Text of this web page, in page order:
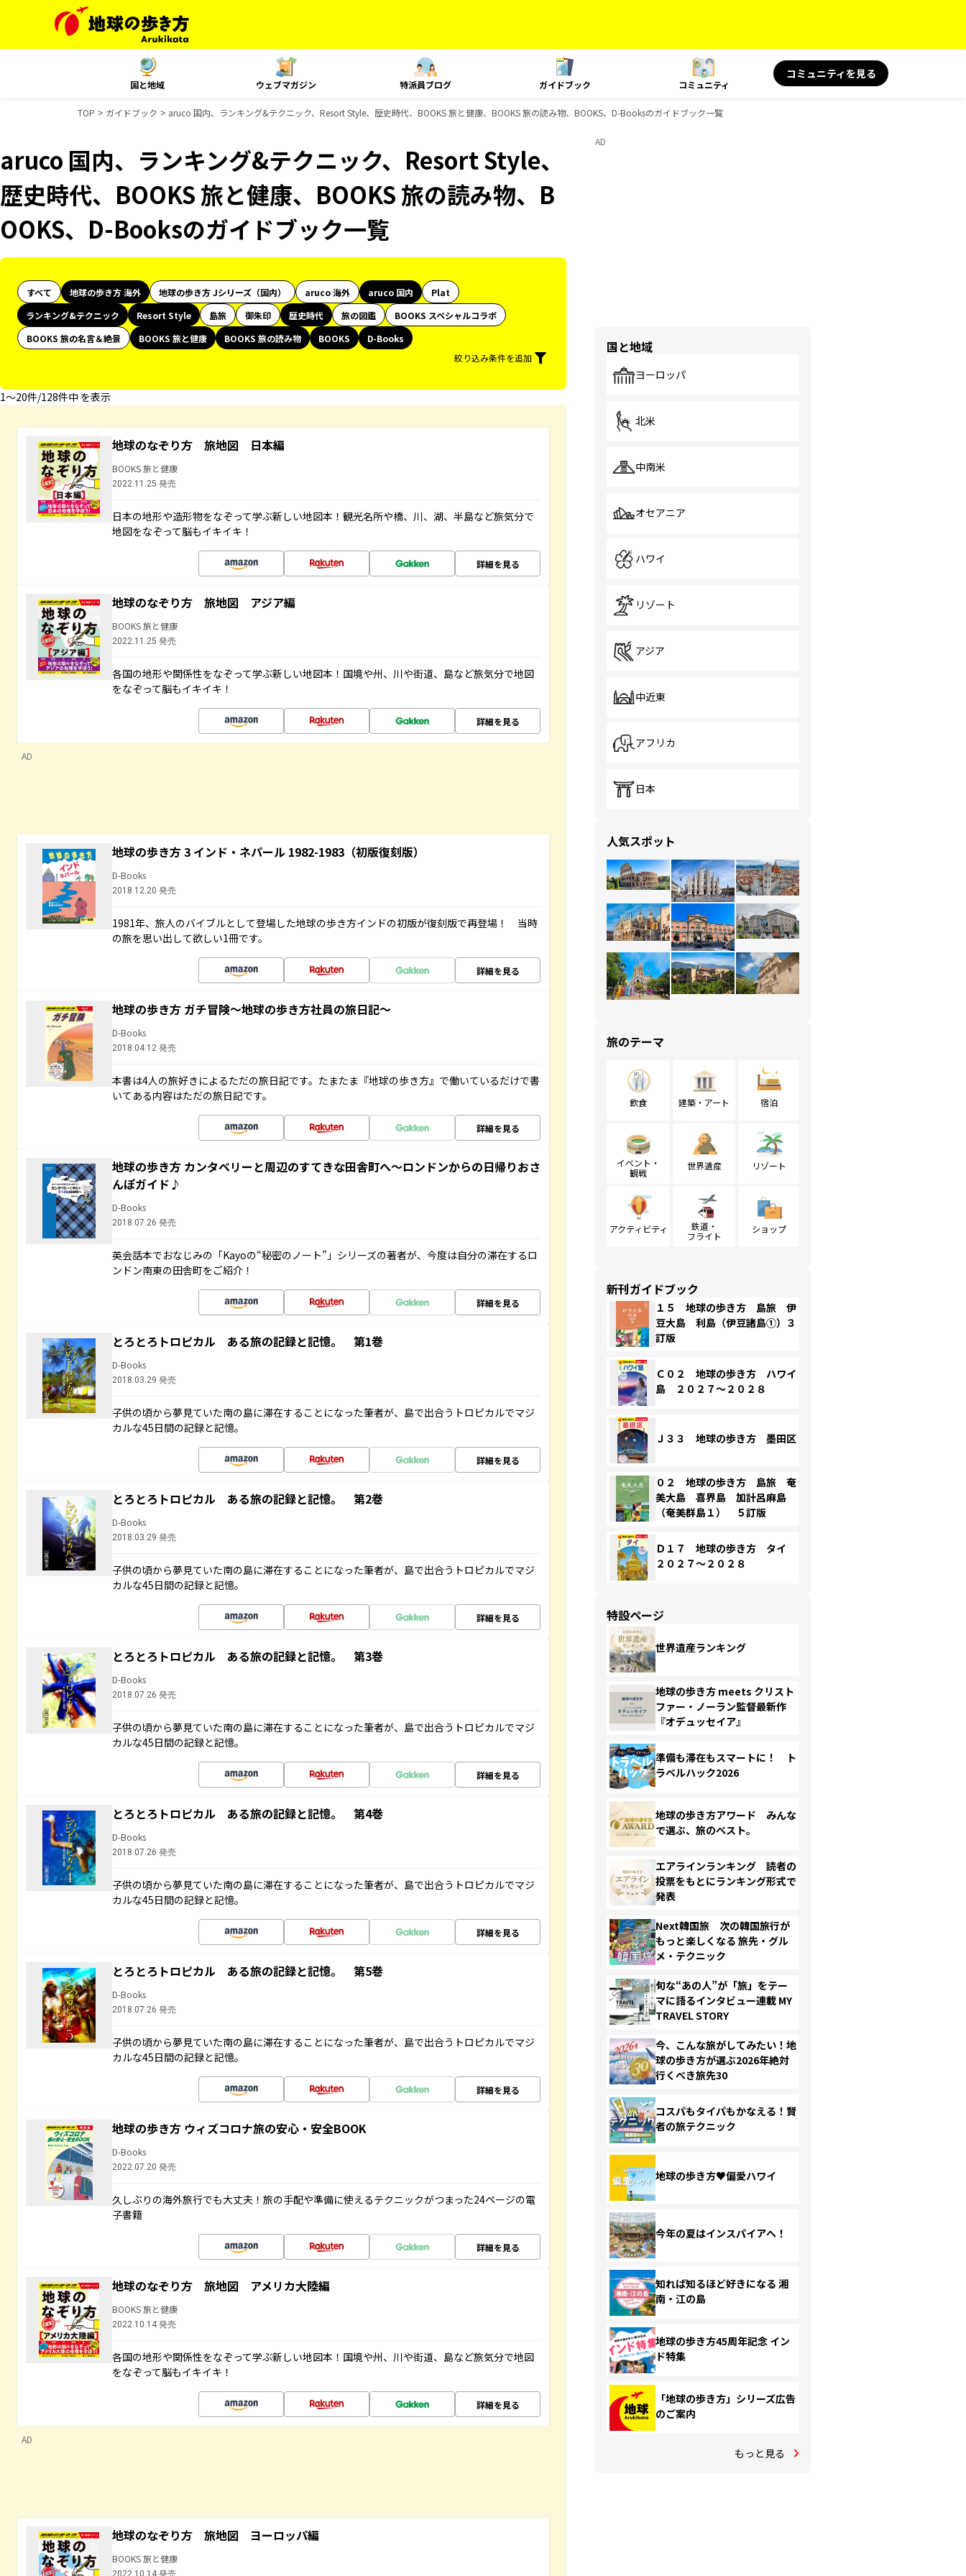
国と地域 ウェブマガジン 特派員ブログ ガイドブック コミュニティ
コミュニティを見る
TOP ガイドブック aruco 国内、ランキング&テクニック、Resort Style、歴史時代、BOOKS 旅と健康、BOOKS 旅の読み物、BOOKS、D-Booksのガイドブック一覧
aruco 国内、ランキング&テクニック、Resort Style、
歴史時代、BOOKS 旅と健康、BOOKS 旅の読み物、B
OOKS、D-Booksのガイドブック一覧
すべて 地球の歩き方 海外 地球の歩き方 Jシリーズ（国内） aruco 海外 aruco 国内
Plat
ランキング&テクニック
Resort Style 島旅 御朱印 歴史時代 旅の図鑑
BOOKS スペシャルコラボ
BOOKS 旅の名言＆絶景
BOOKS 旅と健康 BOOKS 旅の読み物 BOOKS
D-Books
絞り込み条件を追加
1〜20件/128件中 を表示
地球のなぞり方 旅地図 日本編
BOOKS 旅と健康
2022.11.25 発売
日本の地形や造形物をなぞって学ぶ新しい地図本！観光名所や橋、川、湖、半島など旅気分で
地図をなぞって脳もイキイキ！
詳細を見る
地球のなぞり方 旅地図 アジア編
BOOKS 旅と健康
2022.11.25 発売
各国の地形や関係性をなぞって学ぶ新しい地図本！国境や州、川や街道、島など旅気分で地図
をなぞって脳もイキイキ！
詳細を見る
AD
地球の歩き方 3 インド・ネパール 1982-1983（初版復刻版）
D-Books
2018.12.20 発売
1981年、旅人のバイブルとして登場した地球の歩き方インドの初版が復刻版で再登場！ 当時
の旅を思い出して欲しい1冊です。
詳細を見る
地球の歩き方 ガチ冒険～地球の歩き方社員の旅日記～
D-Books
2018.04.12 発売
本書は4人の旅好きによるただの旅日記です。たまたま『地球の歩き方』で働いているだけで書
いてある内容はただの旅日記です。
詳細を見る
地球の歩き方 カンタベリーと周辺のすてきな田舎町へ～ロンドンからの日帰りおさ
んぽガイド♪
D-Books
2018.07.26 発売
英会話本でおなじみの「Kayoの“秘密のノート”」シリーズの著者が、今度は自分の滞在するロ
ンドン南東の田舎町をご紹介！
詳細を見る
とろとろトロピカル ある旅の記録と記憶。 第1巻
D-Books
2018.03.29 発売
子供の頃から夢見ていた南の島に滞在することになった筆者が、島で出合うトロピカルでマジ
カルな45日間の記録と記憶。
詳細を見る
とろとろトロピカル ある旅の記録と記憶。 第2巻
D-Books
2018.03.29 発売
子供の頃から夢見ていた南の島に滞在することになった筆者が、島で出合うトロピカルでマジ
カルな45日間の記録と記憶。
詳細を見る
とろとろトロピカル ある旅の記録と記憶。 第3巻
D-Books
2018.07.26 発売
子供の頃から夢見ていた南の島に滞在することになった筆者が、島で出合うトロピカルでマジ
カルな45日間の記録と記憶。
詳細を見る
とろとろトロピカル ある旅の記録と記憶。 第4巻
D-Books
2018.07.26 発売
子供の頃から夢見ていた南の島に滞在することになった筆者が、島で出合うトロピカルでマジ
カルな45日間の記録と記憶。
詳細を見る
とろとろトロピカル ある旅の記録と記憶。 第5巻
D-Books
2018.07.26 発売
子供の頃から夢見ていた南の島に滞在することになった筆者が、島で出合うトロピカルでマジ
カルな45日間の記録と記憶。
詳細を見る
地球の歩き方 ウィズコロナ旅の安心・安全BOOK
D-Books
2022.07.20 発売
久しぶりの海外旅行でも大丈夫！旅の手配や準備に使えるテクニックがつまった24ページの電
子書籍
詳細を見る
地球のなぞり方 旅地図 アメリカ大陸編
BOOKS 旅と健康
2022.10.14 発売
各国の地形や関係性をなぞって学ぶ新しい地図本！国境や州、川や街道、島など旅気分で地図
をなぞって脳もイキイキ！
詳細を見る
AD
地球のなぞり方 旅地図 ヨーロッパ編
BOOKS 旅と健康
2022.10.14 発売
AD
国と地域
ヨーロッパ
北米
中南米
オセアニア
ハワイ
リゾート
アジア
中近東
アフリカ
日本
人気スポット
旅のテーマ
飲食 建築・アート 宿泊
イベント・
観戦
世界遺産 リゾート
アクティビティ
鉄道・
フライト
ショップ
新刊ガイドブック
１５ 地球の歩き方 島旅 伊
豆大島 利島（伊豆諸島①）３
訂版
Ｃ０２ 地球の歩き方 ハワイ
島 ２０２７～２０２８
Ｊ３３ 地球の歩き方 墨田区
０２ 地球の歩き方 島旅 奄
美大島 喜界島 加計呂麻島
（奄美群島１） ５訂版
Ｄ１７ 地球の歩き方 タイ
２０２７～２０２８
特設ページ
世界遺産ランキング
地球の歩き方 meets クリスト
ファー・ノーラン監督最新作
『オデュッセイア』
準備も滞在もスマートに！ ト
ラベルハック2026
地球の歩き方アワード みんな
で選ぶ、旅のベスト。
エアラインランキング 読者の
投票をもとにランキング形式で
発表
Next韓国旅 次の韓国旅行が
もっと楽しくなる 旅先・グル
メ・テクニック
旬な“あの人”が「旅」をテー
マに語るインタビュー連載 MY
TRAVEL STORY
今、こんな旅がしてみたい！地
球の歩き方が選ぶ2026年絶対
行くべき旅先30
コスパもタイパもかなえる！賢
者の旅テクニック
地球の歩き方♥偏愛ハワイ
今年の夏はインスパイアへ！
知れば知るほど好きになる 湘
南・江の島
地球の歩き方45周年記念 イン
ド特集
「地球の歩き方」シリーズ広告
のご案内
もっと見る